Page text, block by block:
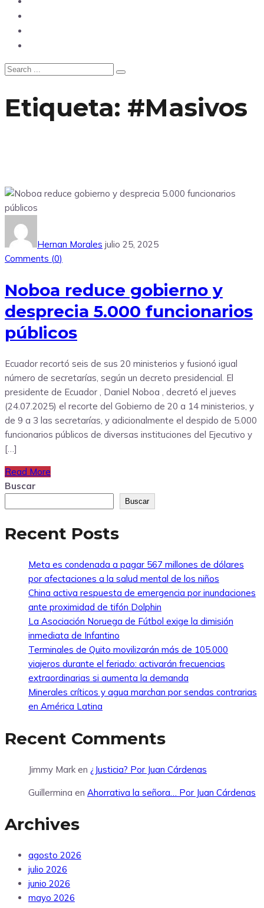
Etiqueta: #Masivos
Hernan Morales julio 25, 2025
Comments (0)
Noboa reduce gobierno y
desprecia 5.000 funcionarios
públicos
Ecuador recortó seis de sus 20 ministerios y fusionó igual
número de secretarías, según un decreto presidencial. El
presidente de Ecuador , Daniel Noboa , decretó el jueves
(24.07.2025) el recorte del Gobierno de 20 a 14 ministerios, y
de 9 a 3 las secretarías, y adicionalmente el despido de 5.000
funcionarios públicos de diversas instituciones del Ejecutivo y
[…]
Read More
Buscar
Buscar
Recent Posts
Meta es condenada a pagar 567 millones de dólares
por afectaciones a la salud mental de los niños
China activa respuesta de emergencia por inundaciones
ante proximidad de tifón Dolphin
La Asociación Noruega de Fútbol exige la dimisión
inmediata de Infantino
Terminales de Quito movilizarán más de 105.000
viajeros durante el feriado: activarán frecuencias
extraordinarias si aumenta la demanda
Minerales críticos y agua marchan por sendas contrarias
en América Latina
Recent Comments
Jimmy Mark en ¿Justicia? Por Juan Cárdenas
Guillermina en Ahorrativa la señora… Por Juan Cárdenas
Archives
agosto 2026
julio 2026
junio 2026
mayo 2026